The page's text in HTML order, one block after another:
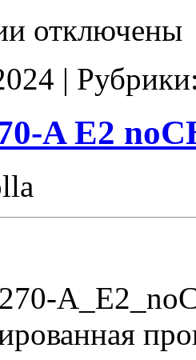
записи
Stage1
E2
отключены
|
A E2